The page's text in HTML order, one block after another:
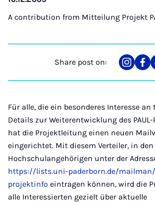
A contribution from Mitteilung Projekt
Share post on:
Share
on
auf
Für alle, die ein besonderes Interesse
Details zur Weiterentwicklung des
hat die Projektleitung einen neuen
eingerichtet. Mit diesem Verteiler, in
Hochschulangehörigen unter der
https://lists.uni-paderborn.de/
projektinfo eintragen können, wird die
alle Interessierten gezielt über aktuelle